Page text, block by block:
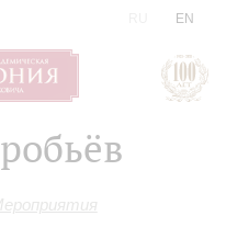
EN